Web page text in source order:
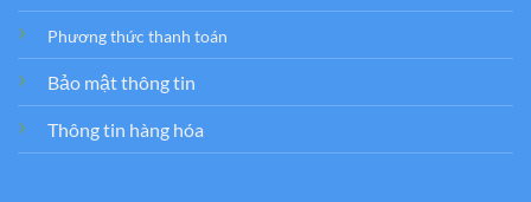
Phương thức thanh toán
Bảo mật thông tin
Thông tin hàng hóa